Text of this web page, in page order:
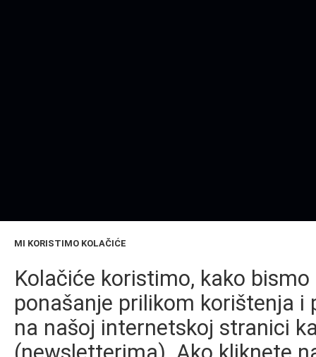
MI KORISTIMO KOLAČIĆE
Kolačiće koristimo, kako
ponašanje prilikom korištenja
na našoj internetskoj stranici